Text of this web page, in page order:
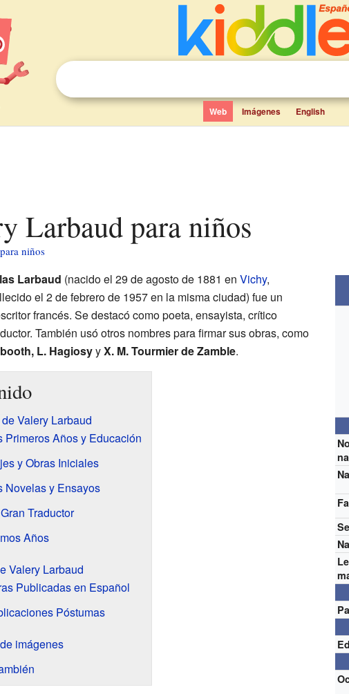
Web Imágenes English
Larbaud para niños
niños
Larbaud (nacido el 29 de agosto de 1881 en Vichy,
el 2 de febrero de 1957 en la misma ciudad) fue un
francés. Se destacó como poeta, ensayista, crítico
También usó otros nombres para firmar sus obras, como
L. HagiosyyX. M. Tourmier de Zamble.
Valery Larbaud
Primeros Años y Educación
y Obras Iniciales
Novelas y Ensayos
Traductor
Años
Valery Larbaud
Publicadas en Español
Póstumas
imágenes